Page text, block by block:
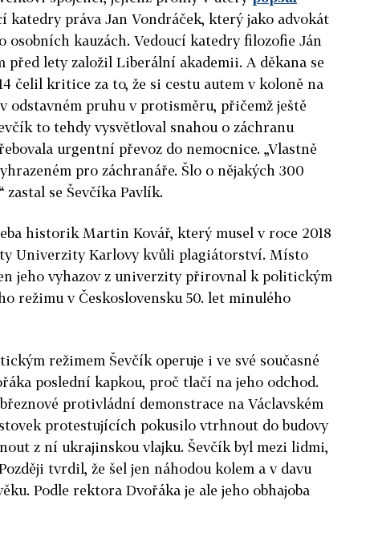
katedry práva Jan Vondráček, který jako advokát
osobních kauzách. Vedoucí katedry filozofie Ján
před lety založil Liberální akademii. A děkana se
čelil kritice za to, že si cestu autem v koloně na
odstavném pruhu v protisměru, přičemž ještě
to tehdy vysvětloval snahou o záchranu
urgentní převoz do nemocnice. „Vlastně
pro záchranáře. Šlo o nějakých 300
zastal se Ševčíka Pavlík.
historik Martin Kovář, který musel v roce 2018
Univerzity Karlovy kvůli plagiátorství. Místo
jeho vyhazov z univerzity přirovnal k politickým
režimu v Československu 50. let minulého
režimem Ševčík operuje i ve své současné
poslední kapkou, proč tlačí na jeho odchod.
protivládní demonstrace na Václavském
protestujících pokusilo vtrhnout do budovy
z ní ukrajinskou vlajku. Ševčík byl mezi lidmi,
tvrdil, že šel jen náhodou kolem a v davu
Podle rektora Dvořáka je ale jeho obhajoba